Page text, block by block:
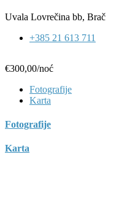
Uvala Lovrečina bb, Brač
+385 21 613 711
€300,00/noć
Fotografije
Karta
Fotografije
Karta